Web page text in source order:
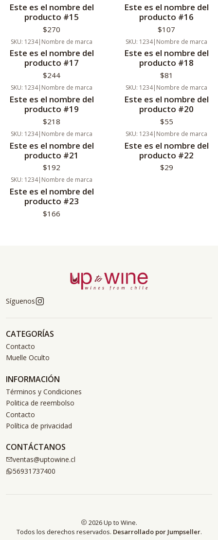
Este es el nombre del
producto #15
$270
Este es el nombre del
producto #16
$107
Nuevo
SKU: 1234| Nombre de marca
Este es el nombre del
producto #17
$244
Nuevo
SKU: 1234| Nombre de marca
Este es el nombre del
producto #18
$81
SKU: 1234| Nombre de marca
Este es el nombre del
producto #19
$218
SKU: 1234| Nombre de marca
Este es el nombre del
producto #20
$55
Nuevo
SKU: 1234| Nombre de marca
Este es el nombre del
producto #21
$192
Nuevo
SKU: 1234| Nombre de marca
Este es el nombre del
producto #22
$29
SKU: 1234| Nombre de marca
Este es el nombre del
producto #23
$166
Síguenos
CATEGORÍAS
Contacto
Muelle Oculto
INFORMACIÓN
Términos y Condiciones
Politica de reembolso
Contacto
Política de privacidad
CONTÁCTANOS
ventas@uptowine.cl
56931737400
2026 Up to Wine.
Todos los derechos reservados. Desarrollado por Jumpseller.